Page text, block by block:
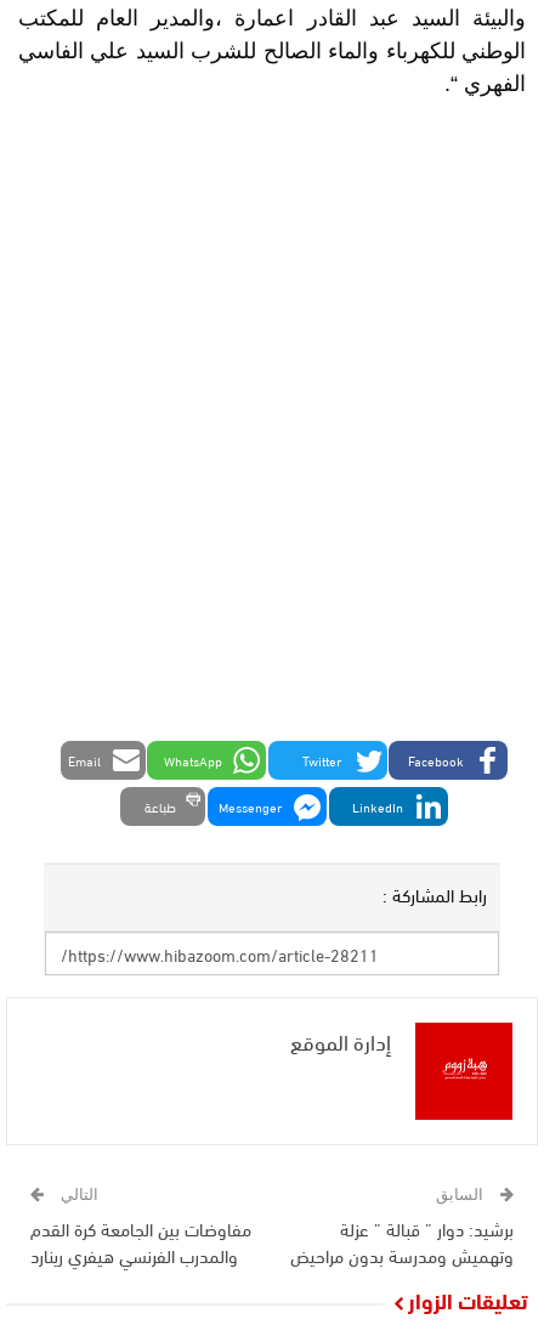
والبيئة السيد عبد القادر اعمارة ،والمدير العام للمكتب
الوطني للكهرباء والماء الصالح للشرب السيد علي الفاسي
الفهري “.
Facebook
Twitter
WhatsApp
Email
LinkedIn
Messenger طباعة
رابط المشاركة :
إدارة الموقع
السابق
برشيد: دوار ” قبالة ” عزلة
وتهميش ومدرسة بدون مراحيض
التالي
مفاوضات بين الجامعة كرة القدم
والمدرب الفرنسي هيفري رينارد
تعليقات الزوار